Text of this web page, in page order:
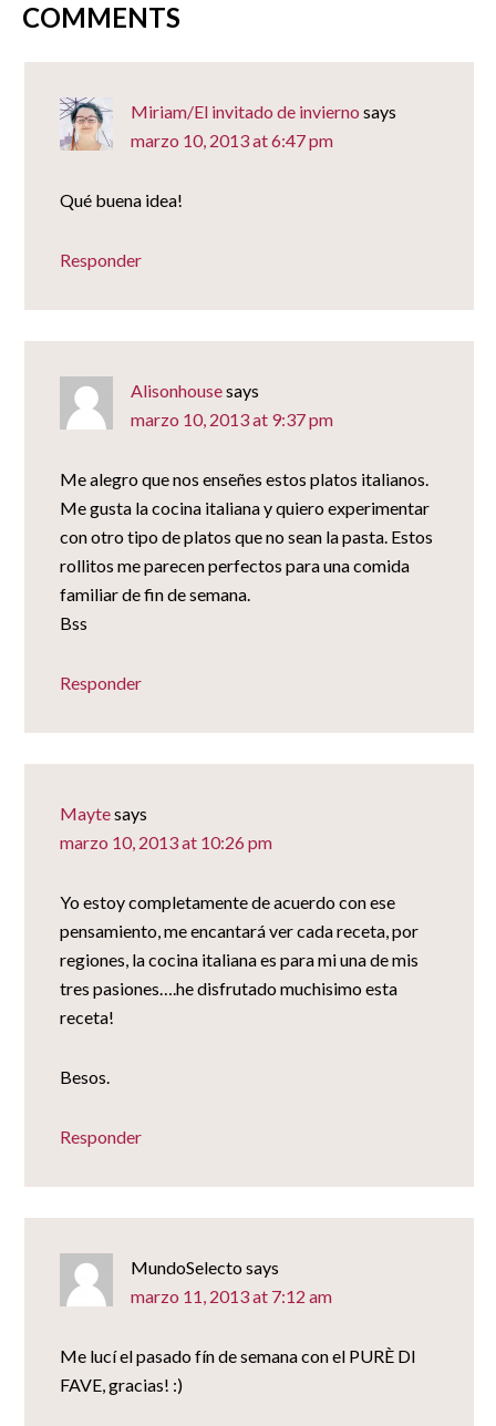
COMMENTS
Miriam/El invitado de invierno says
marzo 10, 2013 at 6:47 pm
Qué buena idea!
Responder
Alisonhousesays
marzo 10, 2013 at 9:37 pm
Me alegro que nos enseñes estos platos italianos.
Me gusta la cocina italiana y quiero experimentar
con otro tipo de platos que no sean la pasta. Estos
rollitos me parecen perfectos para una comida
familiar de fin de semana.
Bss
Responder
Maytesays
marzo 10, 2013 at 10:26 pm
Yo estoy completamente de acuerdo con ese
pensamiento, me encantará ver cada receta, por
regiones, la cocina italiana es para mi una de mis
tres pasiones….he disfrutado muchisimo esta
receta!
Besos.
Responder
MundoSelectosays
marzo 11, 2013 at 7:12 am
Me lucí el pasado fín de semana con el PURÈ DI
FAVE, gracias! :)